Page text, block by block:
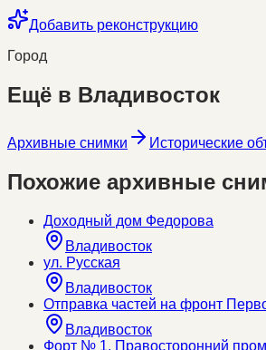
Добавить реконструкцию
Город
Ещё в Владивосток
Архивные снимки Исторические
Похожие архивные
Доходный дом Федорова
Владивосток
ул. Русская
Владивосток
Отправка частей на фронт
Владивосток
Форт № 1. Правосторонний